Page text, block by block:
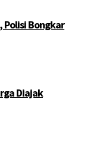
Polisi Bongkar
Diajak